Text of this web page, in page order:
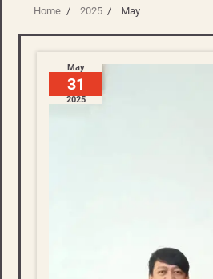
Home 2025 May
May
31
2025